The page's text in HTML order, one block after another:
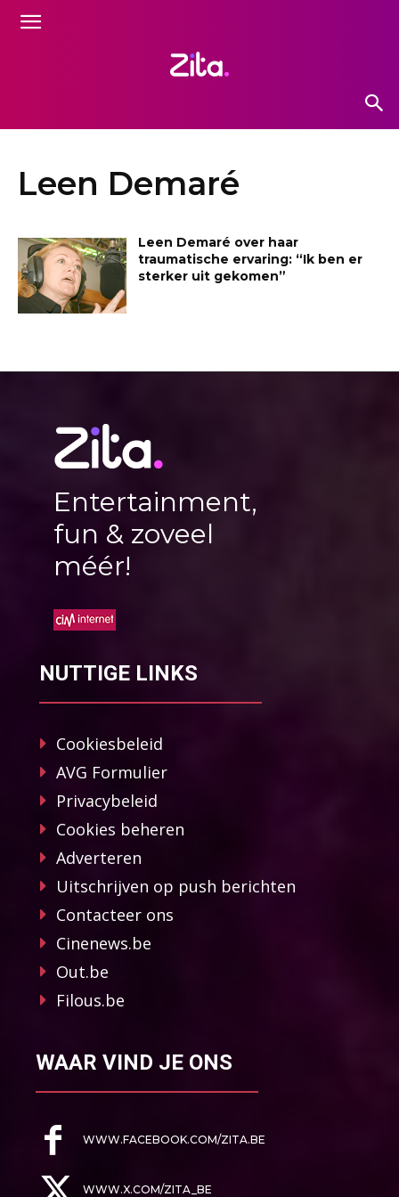
Leen Demaré
Leen Demaré over haar
traumatische ervaring: “Ik ben er
sterker uit gekomen”
Entertainment,
fun & zoveel
méér!
NUTTIGE LINKS
Cookiesbeleid
AVG Formulier
Privacybeleid
Cookies beheren
Adverteren
Uitschrijven op push berichten
Contacteer ons
Cinenews.be
Out.be
Filous.be
WAAR VIND JE ONS
WWW.FACEBOOK.COM/ZITA.BE
WWW.X.COM/ZITA_BE